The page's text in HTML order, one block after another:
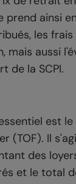
prend ainsi
les
mais aussi
de la SCPI.
est
(TOF). Il
des
et le total